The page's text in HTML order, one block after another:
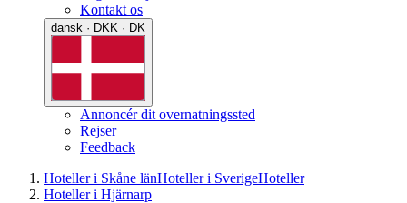
Kontakt os
dansk · DKK · DK
Annoncér dit overnatningssted
Rejser
Feedback
Hoteller i Skåne länHoteller i SverigeHoteller
Hoteller i Hjärnarp